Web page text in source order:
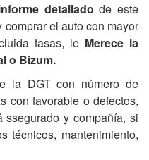
detalladode este
el auto con mayor
tasas, le Merece la
o Bizum.
la DGT con número de
con favorable o defectos,
ssegurado y compañía, si
técnicos, mantenimiento,